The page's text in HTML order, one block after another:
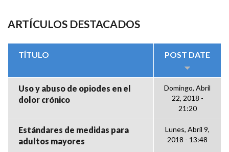
ARTÍCULOS DESTACADOS
TÍTULO POST DATE
Uso y abuso de opiodes en el
dolor crónico
Domingo, Abril
22, 2018 -
21:20
Estándares de medidas para
adultos mayores
Lunes, Abril 9,
2018 - 13:48